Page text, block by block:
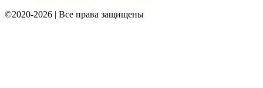
©2020-2026 | Все права защищены